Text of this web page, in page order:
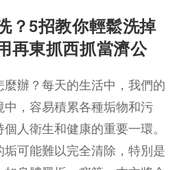
？5招教你輕鬆洗掉
再東抓西抓當濟公
辦？每天的生活中，我們的
，容易積累各種垢物和污
人衛生和健康的重要一環。
可能難以完全清除，特別是